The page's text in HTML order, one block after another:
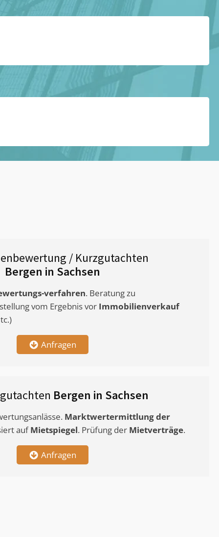
/ Kurzgutachten
Bergen in Sachsen
verfahren. Beratung zu
vom Ergebnis vor Immobilienverkauf
Anfragen
Bergen in Sachsen
Marktwertermittlungder
aufMietspiegel. Prüfung der Mietverträge.
Anfragen